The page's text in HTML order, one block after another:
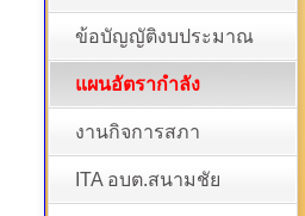
ข้อบัญญัติงบประมาณ
แผนอัตรากำลัง
งานกิจการสภา
ITA อบต.สนามชัย